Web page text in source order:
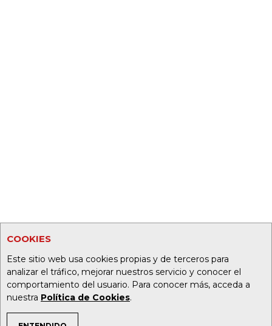
COOKIES
Este sitio web usa cookies propias y de terceros para
analizar el tráfico, mejorar nuestros servicio y conocer el
comportamiento del usuario. Para conocer más, acceda a
nuestra Política de Cookies.